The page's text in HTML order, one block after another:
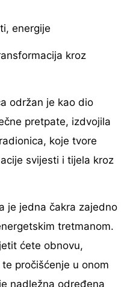
energije
kroz
održan je kao dio
pretpate, izdvojila
koje tvore
svijesti i tijela kroz
je jedna čakra zajedno
tretmanom.
ćete obnovu,
pročišćenje u onom
nadležna određena